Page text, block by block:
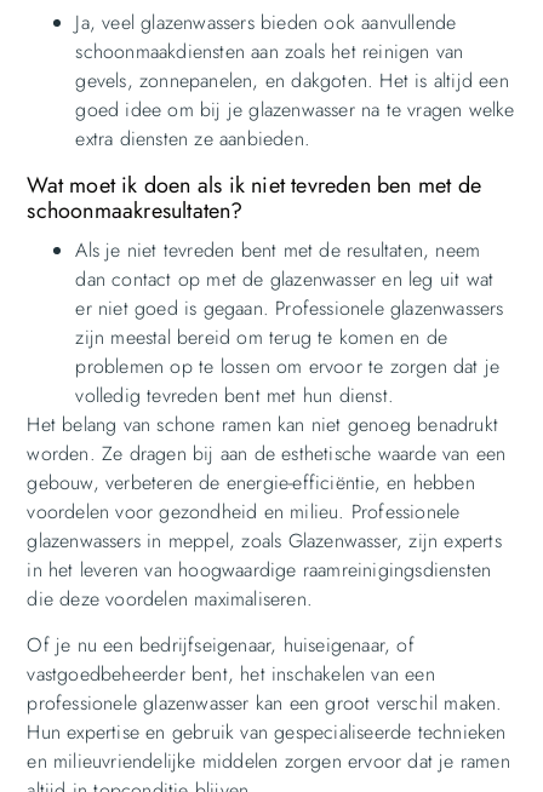
Ja, veel glazenwassers bieden ook aanvullende
schoonmaakdiensten aan zoals het reinigen van
gevels, zonnepanelen, en dakgoten. Het is altijd een
goed idee om bij je glazenwasser na te vragen welke
extra diensten ze aanbieden.
Wat moet ik doen als ik niet tevreden ben met de
schoonmaakresultaten?
Als je niet tevreden bent met de resultaten, neem
dan contact op met de glazenwasser en leg uit wat
er niet goed is gegaan. Professionele glazenwassers
zijn meestal bereid om terug te komen en de
problemen op te lossen om ervoor te zorgen dat je
volledig tevreden bent met hun dienst.
Het belang van schone ramen kan niet genoeg benadrukt
worden. Ze dragen bij aan de esthetische waarde van een
gebouw, verbeteren de energie-efficiëntie, en hebben
voordelen voor gezondheid en milieu. Professionele
glazenwassers in meppel, zoals Glazenwasser, zijn experts
in het leveren van hoogwaardige raamreinigingsdiensten
die deze voordelen maximaliseren.
Of je nu een bedrijfseigenaar, huiseigenaar, of
vastgoedbeheerder bent, het inschakelen van een
professionele glazenwasser kan een groot verschil maken.
Hun expertise en gebruik van gespecialiseerde technieken
en milieuvriendelijke middelen zorgen ervoor dat je ramen